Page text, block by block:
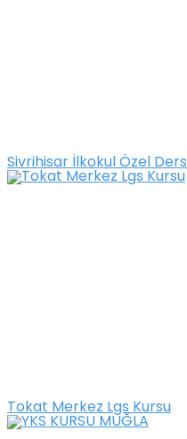
Sivrihisar İlkokul Özel Ders
Tokat Merkez Lgs Kursu